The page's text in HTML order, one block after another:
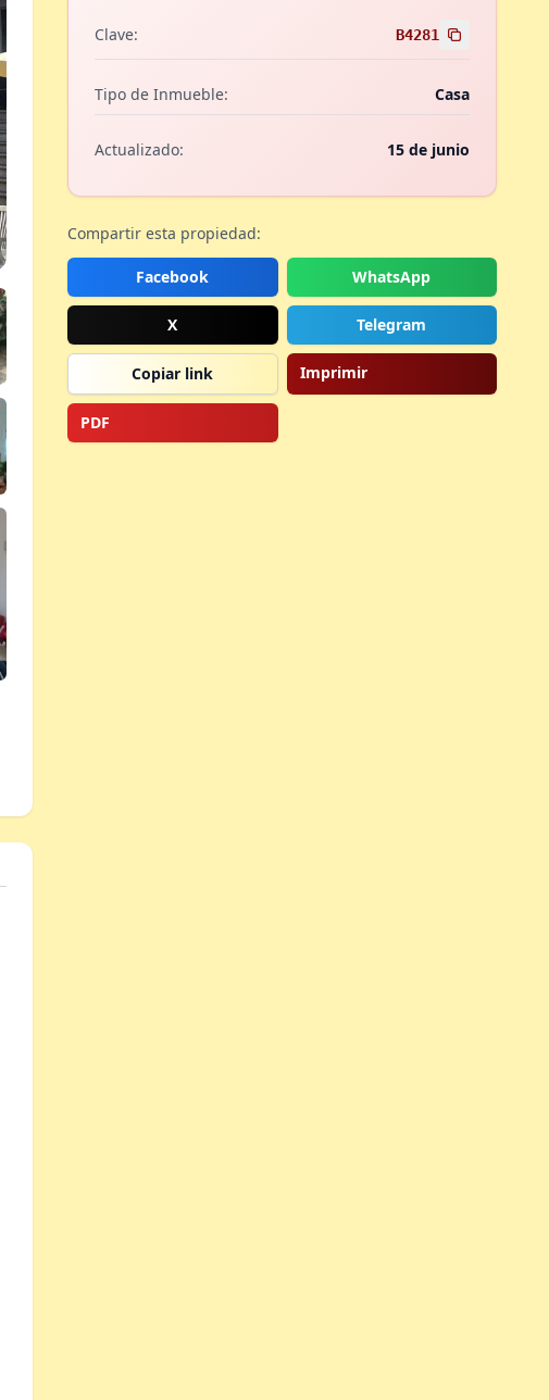
Clave: B4281
Tipo de Inmueble: Casa
Actualizado: 15 de junio
Compartir esta propiedad:
Facebook WhatsApp
X Telegram
Copiar link Imprimir
PDF